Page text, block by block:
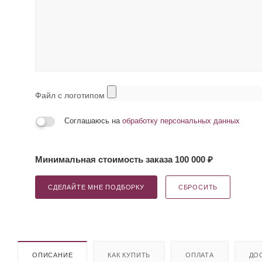
Файл с логотипом
Соглашаюсь на обработку персональных данных
Минимальная стоимость заказа 100 000 ₽
СДЕЛАЙТЕ МНЕ ПОДБОРКУ СБРОСИТЬ
ОПИСАНИЕ КАК КУПИТЬ ОПЛАТА